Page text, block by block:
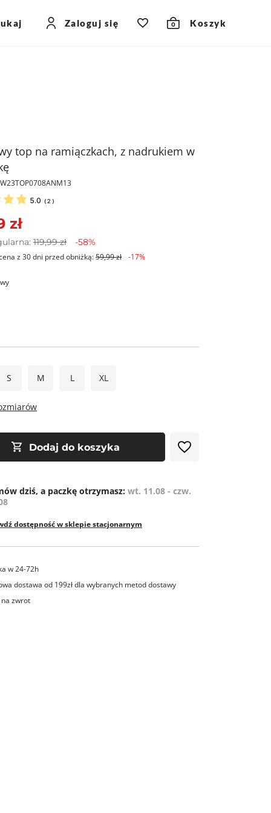
Zaloguj się 0 Koszyk
top na ramiączkach, z nadrukiem w
5.0 (2 )
zł
119,99 zł -58%
z 30 dni przed obniżką:59,99 zł -17%
S M L XL
Dodaj do koszyka
dziś, a paczkę otrzymasz: wt. 11.08 - czw.
dostępność w sklepie stacjonarnym
w 24-72h
dostawa od 199zł dla wybranych metod dostawy
zwrot